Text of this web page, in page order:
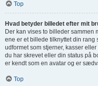
Top
Hvad betyder billedet efter mit
Der kan vises to billeder
ene er et billede tilknyttet din rang
udformet som stjerner, kasser
du har skrevet eller din status på
er kendt som en avatar og er
Top